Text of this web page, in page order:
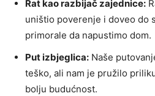
Rat kao razbijač zajednice:
uništio poverenje i doveo do
primorale da napustimo dom.
Put izbjeglica: Naše
teško, ali nam je pružilo
bolju budućnost.